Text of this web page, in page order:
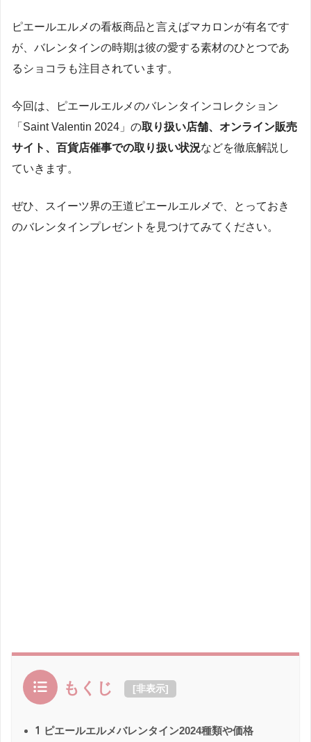
ピエールエルメの看板商品と言えばマカロンが有名です
が、バレンタインの時期は彼の愛する素材のひとつであ
るショコラも注目されています。
今回は、ピエールエルメのバレンタインコレクション
「Saint Valentin 2024」の取り扱い店舗、オンライン販売
サイト、百貨店催事での取り扱い状況などを徹底解説し
ていきます。
ぜひ、スイーツ界の王道ピエールエルメで、とっておき
のバレンタインプレゼントを見つけてみてください。
もくじ [非表示]
1 ピエールエルメバレンタイン2024種類や価格